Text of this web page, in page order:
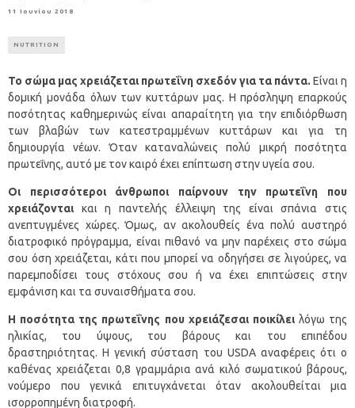
11 Ιουνίου 2018
NUTRITION
Το σώμα μας χρειάζεται πρωτεΐνη σχεδόν για τα πάντα. Είναι η
δομική μονάδα όλων των κυττάρων μας. Η πρόσληψη επαρκούς
ποσότητας καθημερινώς είναι απαραίτητη για την επιδιόρθωση
των βλαβών των κατεστραμμένων κυττάρων και για τη
δημιουργία νέων. Όταν καταναλώνεις πολύ μικρή ποσότητα
πρωτεΐνης, αυτό με τον καιρό έχει επίπτωση στην υγεία σου.
Οι περισσότεροι άνθρωποι παίρνουν την πρωτεΐνη που
χρειάζονται και η παντελής έλλειψη της είναι σπάνια στις
ανεπτυγμένες χώρες. Όμως, αν ακολουθείς ένα πολύ αυστηρό
διατροφικό πρόγραμμα, είναι πιθανό να μην παρέχεις στο σώμα
σου όση χρειάζεται, κάτι που μπορεί να οδηγήσει σε λιγούρες, να
παρεμποδίσει τους στόχους σου ή να έχει επιπτώσεις στην
εμφάνιση και τα συναισθήματα σου.
Η ποσότητα της πρωτεΐνης που χρειάζεσαι ποικίλειλόγω της
ηλικίας, του ύψους, του βάρους και του επιπέδου
δραστηριότητας. Η γενική σύσταση του USDA αναφέρεις ότι ο
καθένας χρειάζεται 0,8 γραμμάρια ανά κιλό σωματικού βάρους,
νούμερο που γενικά επιτυγχάνεται όταν ακολουθείται μια
ισορροπημένη διατροφή.